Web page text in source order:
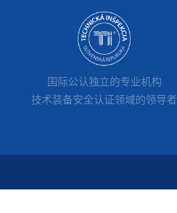
国际公认独立的专业机构
技术装备安全认证领域的领导者